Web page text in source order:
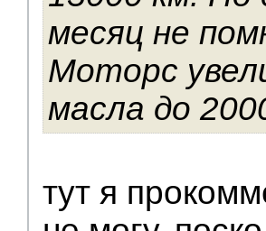
месяц не
Моторс
масла до
тут я